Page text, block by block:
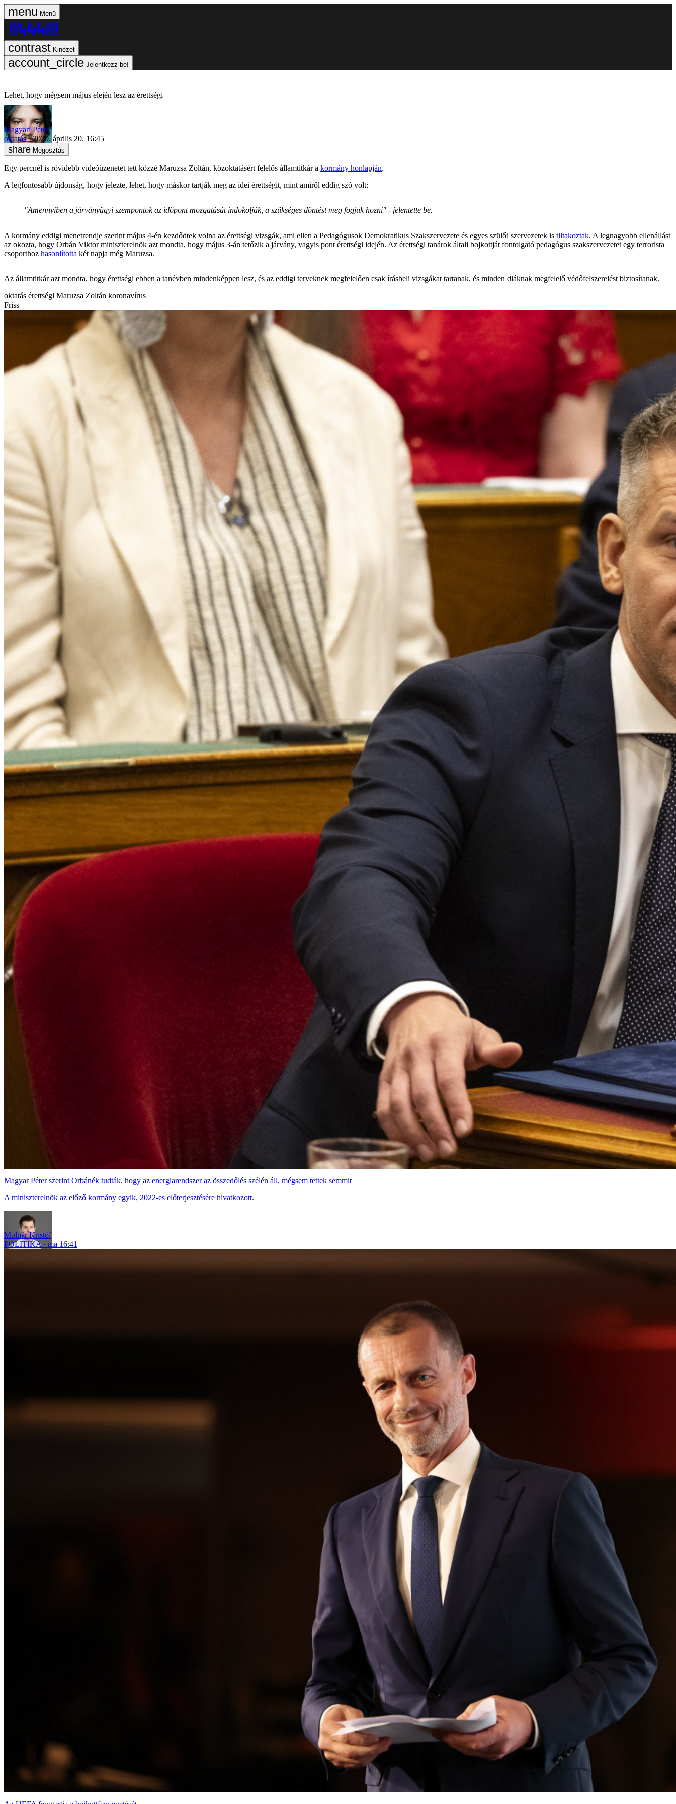
Menü
Kinézet
Jelentkezz be!
Lehet, hogy mégsem május elején lesz az érettségi
Magyari Péter
oktatás
2020. április 20. 16:45
Megosztás
Egy percnél is rövidebb videóüzenetet tett közzé Maruzsa Zoltán, közoktatásért felelős államtitkár a kormány honlapján.
A legfontosabb újdonság, hogy jelezte, lehet, hogy máskor tartják meg az idei érettségit, mint amiről eddig szó volt:
"Amennyiben a járványügyi szempontok az időpont mozgatását indokolják, a szükséges döntést meg fogjuk hozni" - jelentette be.
A kormány eddigi menetrendje szerint május 4-én kezdődtek volna az érettségi vizsgák, ami ellen a Pedagógusok Demokratikus Szakszervezete és egyes szülői szervezetek is tiltakoztak. A legnagyobb ellenállást
az okozta, hogy Orbán Viktor miniszterelnök azt mondta, hogy május 3-án tetőzik a járvány, vagyis pont érettségi idején. Az érettségi tanárok általi bojkottját fontolgató pedagógus szakszervezetet egy terrorista
csoporthoz hasonlította két napja még Maruzsa.
Az államtitkár azt mondta, hogy érettségi ebben a tanévben mindenképpen lesz, és az eddigi terveknek megfelelően csak írásbeli vizsgákat tartanak, és minden diáknak megfelelő védőfelszerelést biztosítanak.
oktatás érettségi Maruzsa Zoltán koronavírus
Friss
Magyar Péter szerint Orbánék tudták, hogy az energiarendszer az összedőlés szélén áll, mégsem tettek semmit
A miniszterelnök az előző kormány egyik, 2022-es előterjesztésére hivatkozott.
Molnár Kristóf
POLITIKA
ma 16:41